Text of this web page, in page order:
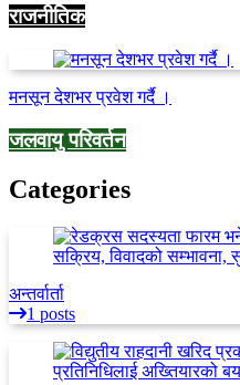
राजनीतिक
मनसून देशभर प्रवेश गर्दै ।
जलवायु परिवर्तन
Categories
अन्तर्वार्ता
1 posts